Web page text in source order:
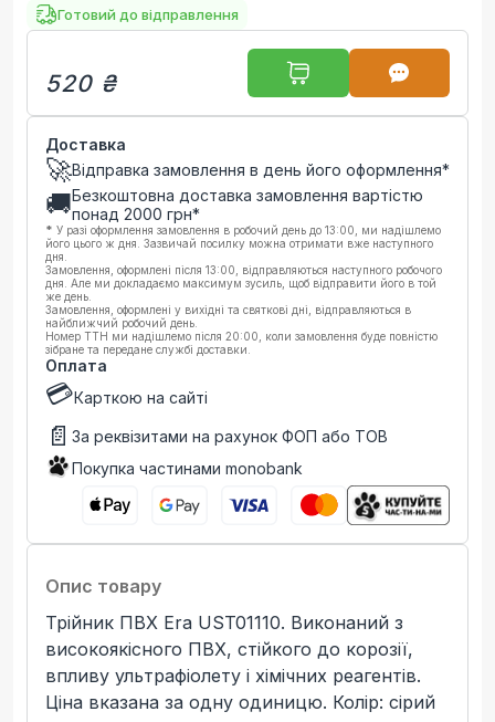
Готовий до відправлення
520 ₴
Доставка
🚀Відправка замовлення в день його оформлення*
🚚Безкоштовна доставка замовлення вартістю
понад 2000 грн*
* У разі оформлення замовлення в робочий день до 13:00, ми надішлемо
його цього ж дня. Зазвичай посилку можна отримати вже наступного
дня.
Замовлення, оформлені після 13:00, відправляються наступного робочого
дня. Але ми докладаємо максимум зусиль, щоб відправити його в той
же день.
Замовлення, оформлені у вихідні та святкові дні, відправляються в
найближчий робочий день.
Номер ТТН ми надішлемо після 20:00, коли замовлення буде повністю
зібране та передане службі доставки.
Оплата
💳Карткою на сайті
📄 За реквізитами на рахунок ФОП або ТОВ
Покупка частинами monobank
Опис товару
Трійник ПВХ Era UST01110. Виконаний з
високоякісного ПВХ, стійкого до корозії,
впливу ультрафіолету і хімічних реагентів.
Ціна вказана за одну одиницю. Колір: сірий